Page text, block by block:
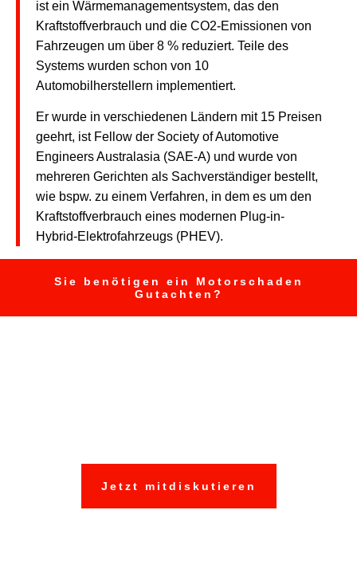
ist ein Wärmemanagementsystem, das den
Kraftstoffverbrauch und die CO2-Emissionen von
Fahrzeugen um über 8 % reduziert. Teile des
Systems wurden schon von 10
Automobilherstellern implementiert.
Er wurde in verschiedenen Ländern mit 15 Preisen
geehrt, ist Fellow der Society of Automotive
Engineers Australasia (SAE-A) und wurde von
mehreren Gerichten als Sachverständiger bestellt,
wie bspw. zu einem Verfahren, in dem es um den
Kraftstoffverbrauch eines modernen Plug-in-
Hybrid-Elektrofahrzeugs (PHEV).
Sie benötigen ein Motorschaden
Gutachten?
Jetzt mitdiskutieren